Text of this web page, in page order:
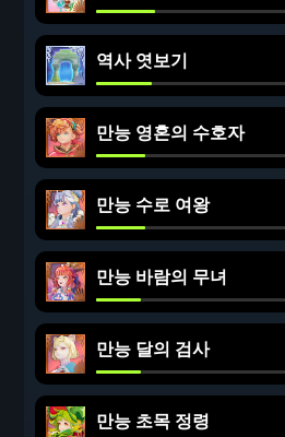
역사 엿보기
만능 영혼의 수호자
만능 수로 여왕
만능 바람의 무녀
만능 달의 검사
만능 초목 정령